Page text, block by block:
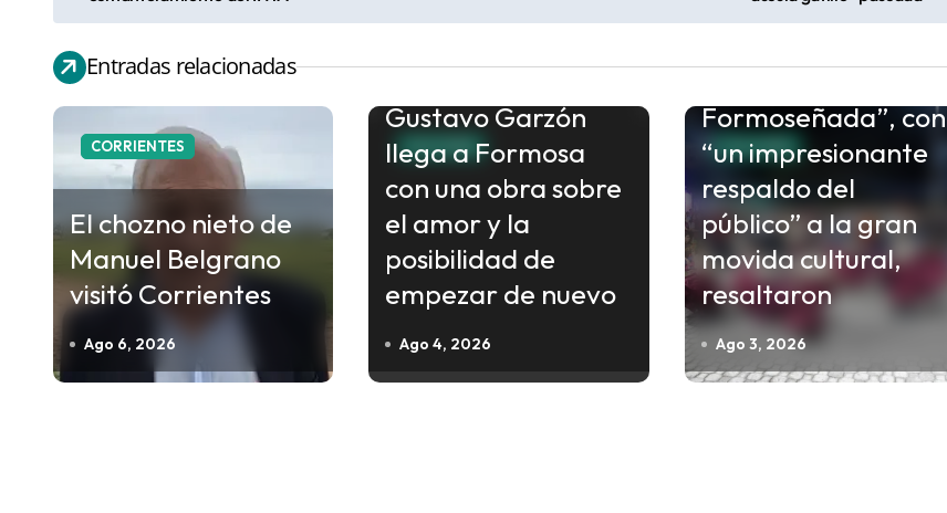
a
v
e
g
c
n
d
e
Entradas relacionadas
CORRIENTES
El chozno nieto de
Manuel Belgrano
visitó Corrientes
Ago 6, 2026
CULTURA
Gustavo Garzón
llega a Formosa
con una obra sobre
el amor y la
posibilidad de
empezar de nuevo
Ago 4, 2026
CULTURA
Formoseñada”, con
“un impresionante
respaldo del
público” a la gran
movida cultural,
resaltaron
Ago 3, 2026